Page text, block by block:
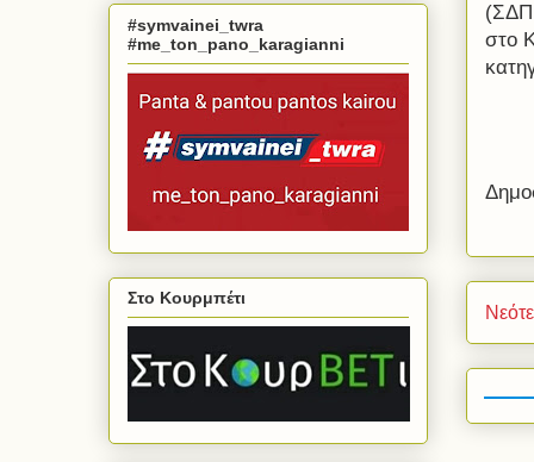
(ΣΔΠ
στο
#symvainei_twra
#me_ton_pano_karagianni
Στο Κουρμπέτι